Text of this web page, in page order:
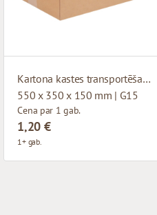
Kartona kastes transportēšanai
550 x 350 x 150 mm | G15
Cena par 1 gab.
1,20 €
1+ gab.